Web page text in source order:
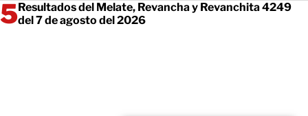
Resultados del Melate, Revancha y Revanchita 4249
del 7 de agosto del 2026